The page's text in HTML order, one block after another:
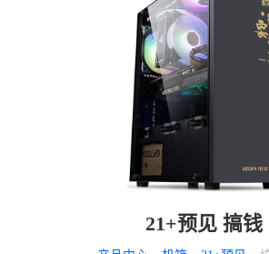
21+预见 搞钱